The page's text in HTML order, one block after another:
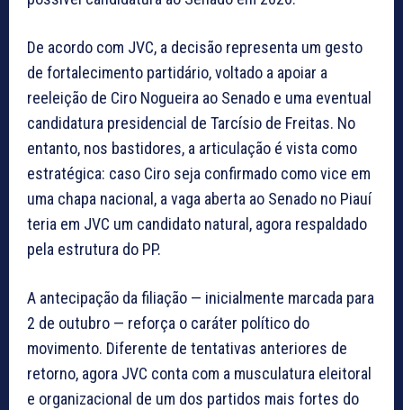
De acordo com JVC, a decisão representa um gesto
de fortalecimento partidário, voltado a apoiar a
reeleição de Ciro Nogueira ao Senado e uma eventual
candidatura presidencial de Tarcísio de Freitas. No
entanto, nos bastidores, a articulação é vista como
estratégica: caso Ciro seja confirmado como vice em
uma chapa nacional, a vaga aberta ao Senado no Piauí
teria em JVC um candidato natural, agora respaldado
pela estrutura do PP.
A antecipação da filiação — inicialmente marcada para
2 de outubro — reforça o caráter político do
movimento. Diferente de tentativas anteriores de
retorno, agora JVC conta com a musculatura eleitoral
e organizacional de um dos partidos mais fortes do